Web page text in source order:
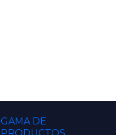
GAMA DE